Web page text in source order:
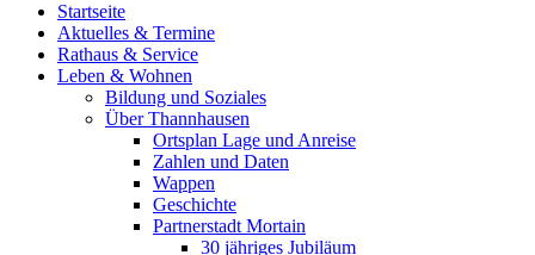
Startseite
Aktuelles & Termine
Rathaus & Service
Leben & Wohnen
Bildung und Soziales
Über Thannhausen
Ortsplan Lage und Anreise
Zahlen und Daten
Wappen
Geschichte
Partnerstadt Mortain
30 jähriges Jubiläum